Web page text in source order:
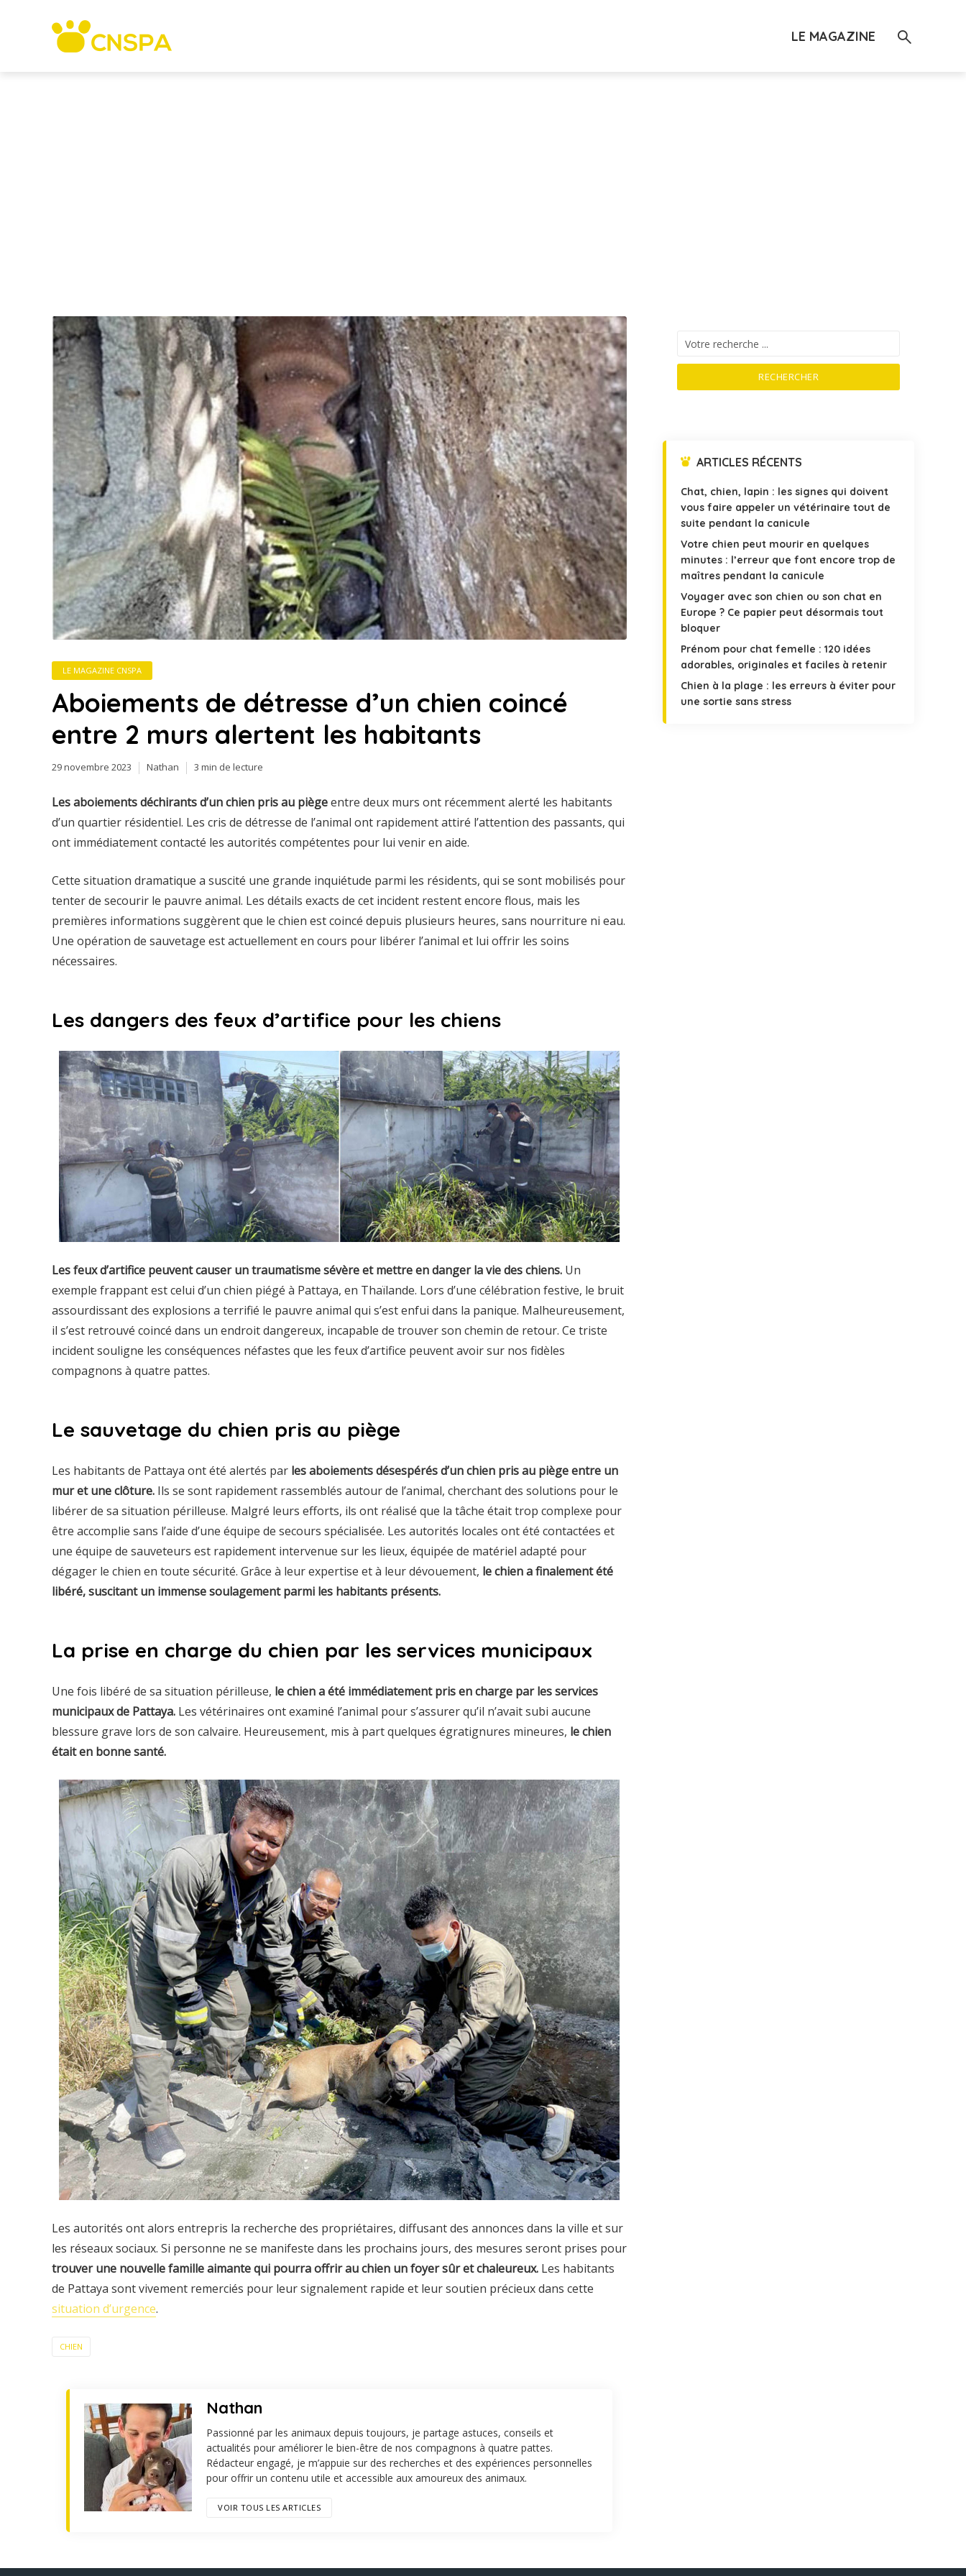
LE MAGAZINE
LE MAGAZINE CNSPA
Aboiements de détresse d’un chien coincé
entre 2 murs alertent les habitants
29 novembre 2023 Nathan 3 min de lecture
Les aboiements déchirants d’un chien pris au piègeentre deux murs ont récemment alerté les habitants
d’un quartier résidentiel. Les cris de détresse de l’animal ont rapidement attiré l’attention des passants, qui
ont immédiatement contacté les autorités compétentes pour lui venir en aide.
Cette situation dramatique a suscité une grande inquiétude parmi les résidents, qui se sont mobilisés pour
tenter de secourir le pauvre animal. Les détails exacts de cet incident restent encore flous, mais les
premières informations suggèrent que le chien est coincé depuis plusieurs heures, sans nourriture ni eau.
Une opération de sauvetage est actuellement en cours pour libérer l’animal et lui offrir les soins
nécessaires.
Les dangers des feux d’artifice pour les chiens
Les feux d’artifice peuvent causer un traumatisme sévère et mettre en danger la vie des chiens. Un
exemple frappant est celui d’un chien piégé à Pattaya, en Thaïlande. Lors d’une célébration festive, le bruit
assourdissant des explosions a terrifié le pauvre animal qui s’est enfui dans la panique. Malheureusement,
il s’est retrouvé coincé dans un endroit dangereux, incapable de trouver son chemin de retour. Ce triste
incident souligne les conséquences néfastes que les feux d’artifice peuvent avoir sur nos fidèles
compagnons à quatre pattes.
Le sauvetage du chien pris au piège
Les habitants de Pattaya ont été alertés par les aboiements désespérés d’un chien pris au piège entre un
mur et une clôture. Ils se sont rapidement rassemblés autour de l’animal, cherchant des solutions pour le
libérer de sa situation périlleuse. Malgré leurs efforts, ils ont réalisé que la tâche était trop complexe pour
être accomplie sans l’aide d’une équipe de secours spécialisée. Les autorités locales ont été contactées et
une équipe de sauveteurs est rapidement intervenue sur les lieux, équipée de matériel adapté pour
dégager le chien en toute sécurité. Grâce à leur expertise et à leur dévouement, le chien a finalement été
libéré, suscitant un immense soulagement parmi les habitants présents.
La prise en charge du chien par les services municipaux
Une fois libéré de sa situation périlleuse, le chien a été immédiatement pris en charge par les services
municipaux de Pattaya. Les vétérinaires ont examiné l’animal pour s’assurer qu’il n’avait subi aucune
blessure grave lors de son calvaire. Heureusement, mis à part quelques égratignures mineures, le chien
était en bonne santé.
Les autorités ont alors entrepris la recherche des propriétaires, diffusant des annonces dans la ville et sur
les réseaux sociaux. Si personne ne se manifeste dans les prochains jours, des mesures seront prises pour
trouver une nouvelle famille aimante qui pourra offrir au chien un foyer sûr et chaleureux. Les habitants
de Pattaya sont vivement remerciés pour leur signalement rapide et leur soutien précieux dans cette
situation d’urgence.
CHIEN
Nathan
Passionné par les animaux depuis toujours, je partage astuces, conseils et
actualités pour améliorer le bien-être de nos compagnons à quatre pattes.
Rédacteur engagé, je m’appuie sur des recherches et des expériences personnelles
pour offrir un contenu utile et accessible aux amoureux des animaux.
VOIR TOUS LES ARTICLES
RECHERCHER
ARTICLES RÉCENTS
Chat, chien, lapin : les signes qui doivent
vous faire appeler un vétérinaire tout de
suite pendant la canicule
Votre chien peut mourir en quelques
minutes : l’erreur que font encore trop de
maîtres pendant la canicule
Voyager avec son chien ou son chat en
Europe ? Ce papier peut désormais tout
bloquer
Prénom pour chat femelle : 120 idées
adorables, originales et faciles à retenir
Chien à la plage : les erreurs à éviter pour
une sortie sans stress